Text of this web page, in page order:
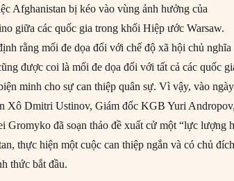
Afghanistan bị kéo vào vùng ảnh hưởng của
giữa các quốc gia trong khối Hiệp ước Warsaw.
rằng mối đe dọa đối với chế độ xã hội chủ nghĩa
được coi là mối đe dọa đối với tất cả các quốc
minh cho sự can thiệp quân sự. Vì vậy, vào ngày
Xô Dmitri Ustinov, Giám đốc KGB Yuri Andropov,
đã soạn thảo đề xuất cử một “lực lượng
thực hiện một cuộc can thiệp ngắn và có chủ
thức bắt đầu.